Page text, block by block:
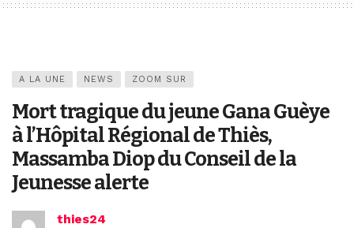
A LA UNE NEWS ZOOM SUR
Mort tragique du jeune Gana Guèye
à l’Hôpital Régional de Thiès,
Massamba Diop du Conseil de la
Jeunesse alerte
thies24